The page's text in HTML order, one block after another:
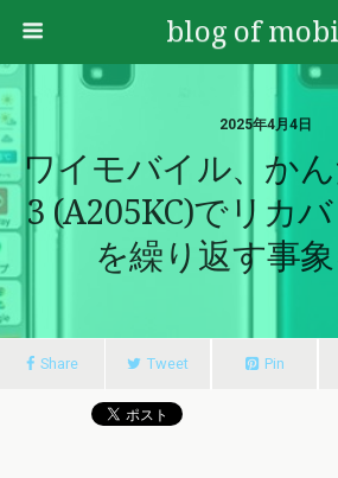
blog of
2025年4月4日
ワイモバイル、か
3 (A205KC)でリカ
を繰り返す事
Share Tweet Pin